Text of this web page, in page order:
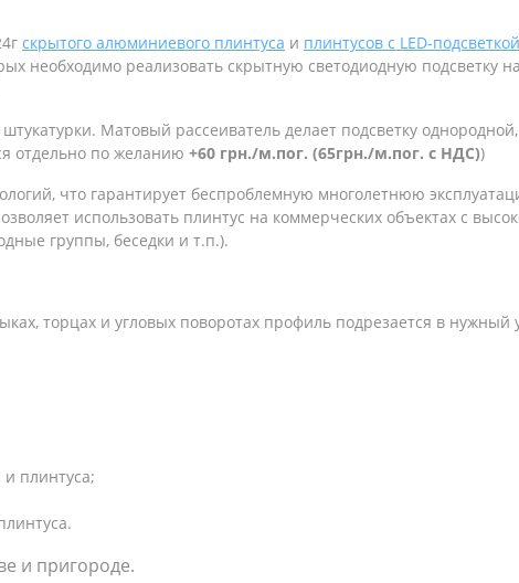
скрытого алюминиевого плинтуса и плинтусов с LED-подсветкой
необходимо реализовать скрытную светодиодную подсветку
Матовый рассеиватель делает подсветку
отдельно по желанию +60 грн./м.пог. (65грн./м.пог. с НДС))
что гарантирует беспроблемную многолетнюю
использовать плинтус на коммерческих объектах с
группы, беседки и т.п.).
торцах и угловых поворотах профиль подрезается в
плинтуса;
и пригороде.